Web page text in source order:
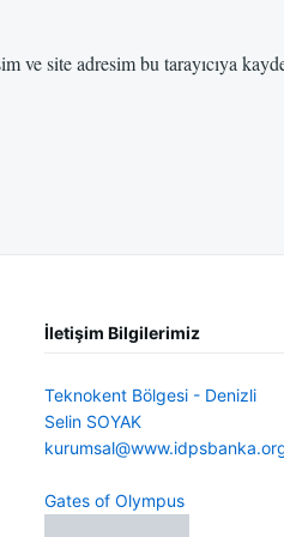
ve site adresim bu tarayıcıya
İletişim Bilgilerimiz
Teknokent Bölgesi - Denizli
Selin SOYAK
Gates of Olympus